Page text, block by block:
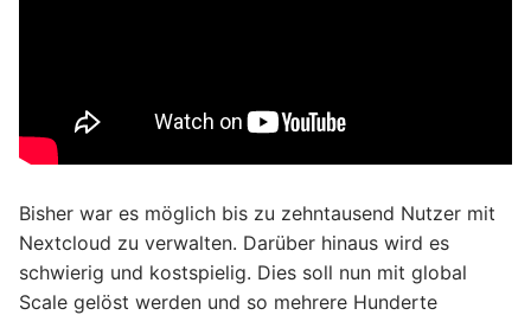
Bisher war es möglich bis zu zehntausend Nutzer mit
Nextcloud zu verwalten. Darüber hinaus wird es
schwierig und kostspielig. Dies soll nun mit global
Scale gelöst werden und so mehrere Hunderte